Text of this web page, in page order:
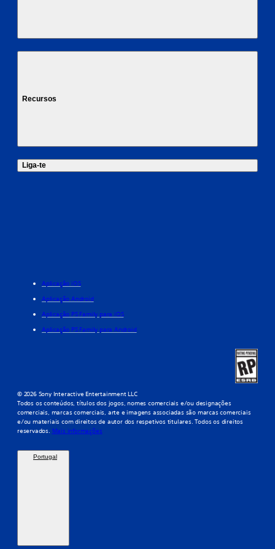
Recursos
Liga-te
Aplicação iOS
Aplicação Android
Aplicação PS Family para iOS
Aplicação PS Family para Android
© 2026 Sony Interactive Entertainment LLC
Todos os conteúdos, títulos dos jogos, nomes comerciais e/ou designações
comerciais, marcas comerciais, arte e imagens associadas são marcas comerciais
e/ou materiais com direitos de autor dos respetivos titulares. Todos os direitos
reservados. Mais informações
Portugal